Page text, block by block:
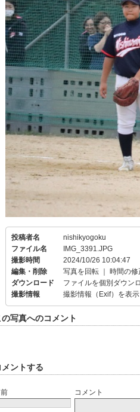
投稿者名
nishikyogoku
ファイル名
IMG_3391.JPG
撮影時間
2024/10/26 10:04:47
編集・削除
写真を回転 時間の修
ダウンロード
ファイルを個別ダウン
撮影情報
撮影情報（Exif）を表示
の写真へのコメント
メントする
コメント